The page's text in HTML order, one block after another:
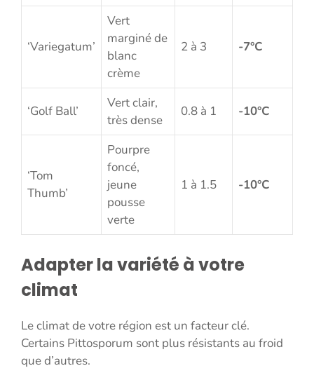
‘Variegatum’
Vert
marginé de
blanc
crème
2 à 3 -7°C
‘Golf Ball’
Vert clair,
très dense
0.8 à 1 -10°C
‘Tom
Thumb’
Pourpre
foncé,
jeune
pousse
verte
1 à 1.5 -10°C
Adapter la variété à votre
climat
Le climat de votre région est un facteur clé.
Certains Pittosporum sont plus résistants au froid
que d’autres.